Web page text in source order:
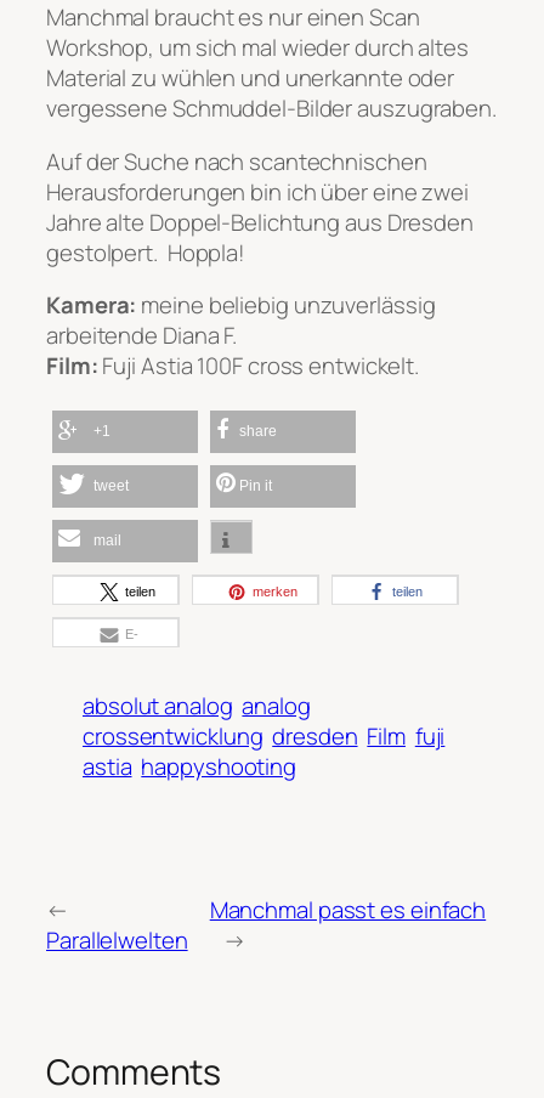
Manchmal braucht es nur einen Scan
Workshop, um sich mal wieder durch altes
Material zu wühlen und unerkannte oder
vergessene Schmuddel-Bilder auszugraben.
Auf der Suche nach scantechnischen
Herausforderungen bin ich über eine zwei
Jahre alte Doppel-Belichtung aus Dresden
gestolpert. Hoppla!
Kamera: meine beliebig unzuverlässig
arbeitende Diana F.
Film:Fuji Astia 100F cross entwickelt.
+1 share
tweet Pin it
mail
teilen merken teilen
E-
absolut analog analog
crossentwicklung dresden Film fuji
astia happyshooting
←
Parallelwelten
Manchmal passt es einfach
→
Comments